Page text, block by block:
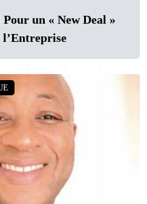
un « New Deal »